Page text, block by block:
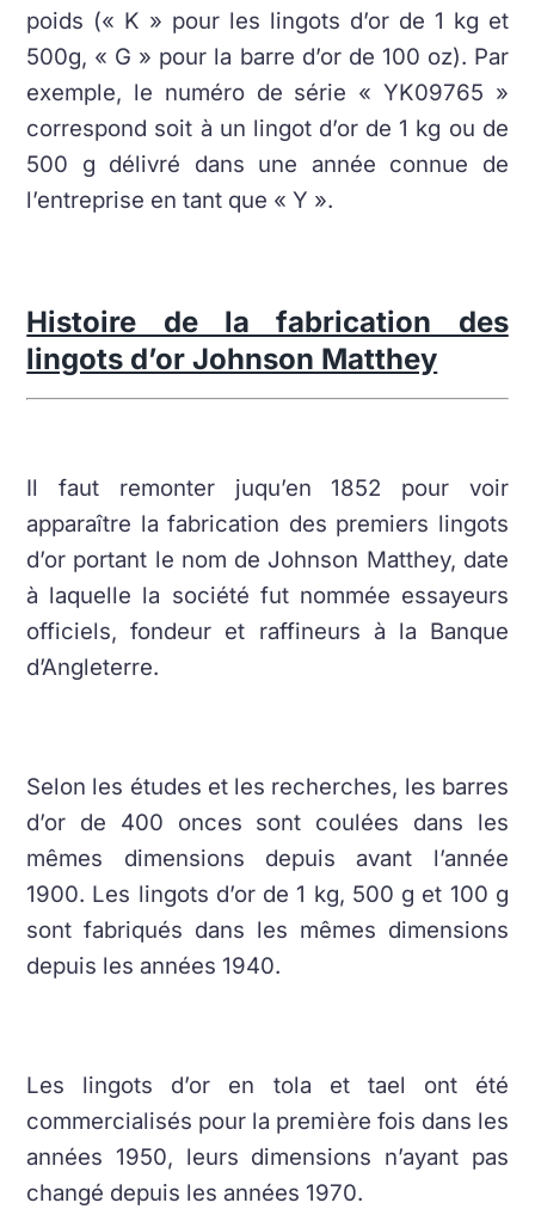
poids (« K » pour les lingots d’or de 1 kg et
500g, « G » pour la barre d’or de 100 oz). Par
exemple, le numéro de série « YK09765 »
correspond soit à un lingot d’or de 1 kg ou de
500 g délivré dans une année connue de
l’entreprise en tant que « Y ».
Histoire de la fabrication des
lingots d’or Johnson Matthey
Il faut remonter juqu’en 1852 pour voir
apparaître la fabrication des premiers lingots
d’or portant le nom de Johnson Matthey, date
à laquelle la société fut nommée essayeurs
officiels, fondeur et raffineurs à la Banque
d’Angleterre.
Selon les études et les recherches, les barres
d’or de 400 onces sont coulées dans les
mêmes dimensions depuis avant l’année
1900. Les lingots d’or de 1 kg, 500 g et 100 g
sont fabriqués dans les mêmes dimensions
depuis les années 1940.
Les lingots d’or en tola et tael ont été
commercialisés pour la première fois dans les
années 1950, leurs dimensions n’ayant pas
changé depuis les années 1970.